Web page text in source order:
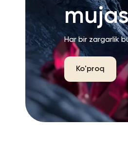
Har bir zargarlik
Ko'proq